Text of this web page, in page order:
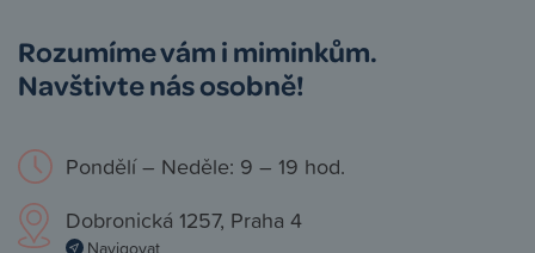
Rozumíme vám i miminkům.
Navštivte nás osobně!
Pondělí – Neděle: 9 – 19 hod.
Dobronická 1257, Praha 4
Navigovat